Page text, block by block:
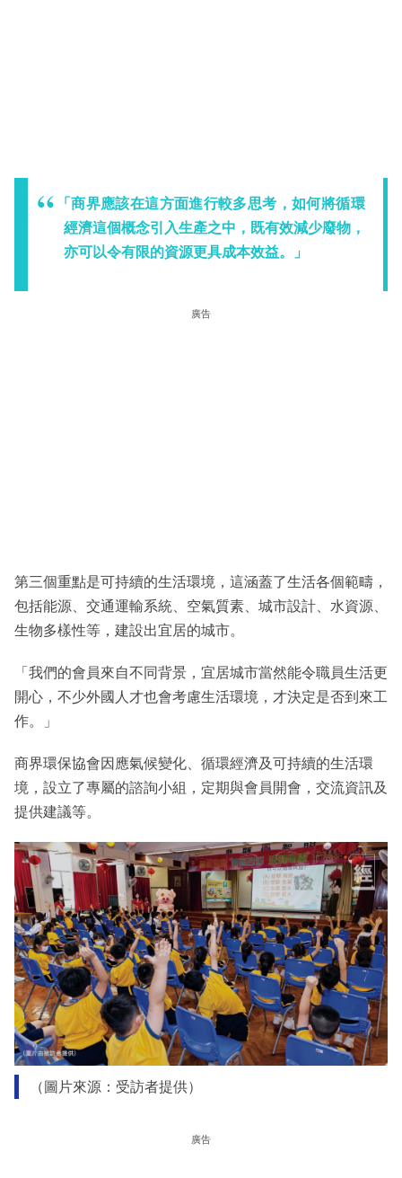
「商界應該在這方面進行較多思考，如何將循環
經濟這個概念引入生產之中，既有效減少廢物，
亦可以令有限的資源更具成本效益。」
廣告
第三個重點是可持續的生活環境，這涵蓋了生活各個範疇，
包括能源、交通運輸系統、空氣質素、城市設計、水資源、
生物多樣性等，建設出宜居的城市。
「我們的會員來自不同背景，宜居城市當然能令職員生活更
開心，不少外國人才也會考慮生活環境，才決定是否到來工
作。」
商界環保協會因應氣候變化、循環經濟及可持續的生活環
境，設立了專屬的諮詢小組，定期與會員開會，交流資訊及
提供建議等。
（圖片來源：受訪者提供）
廣告